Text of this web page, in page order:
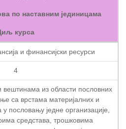
по наставним јединицама
курса
и финансијски ресурси
4
из области пословних
са врстама материјалних и
пословању једне организације,
средстава, трошковима